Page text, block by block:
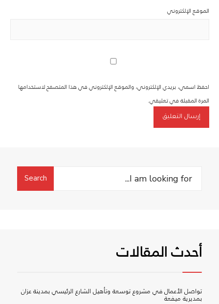
الموقع الإلكتروني
احفظ اسمي، بريدي الإلكتروني، والموقع الإلكتروني في هذا المتصفح لاستخدامها
المرة المقبلة في تعليقي.
Search
Search
أحدث المقالات
تواصل الأعمال في مشروع توسعة وتأهيل الشارع الرئيسي بمدينة عزان
بمديرية ميفعة